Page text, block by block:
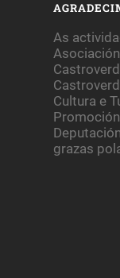
As
Cultura e
grazas